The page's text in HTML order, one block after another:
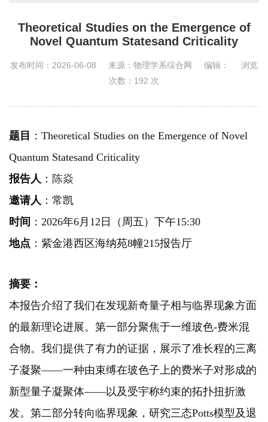
Theoretical Studies on the Emergence of
Novel Quantum Statesand Criticality
发布时间：2026-06-08 来源：物理学系综合网 编辑：
浏览
次数： 192 次
题目 ： Theoretical Studies on the Emergence of Novel
Quantum Statesand Criticality
报告人 ： 陈焱
邀请人 ： 常凯
时间 ： 2026年6月 12 日（周五）下午15:30
地点 ：紫金港西区海纳苑8幢215报告厅
摘要：
本报告介绍了我们在发现新奇量子相与临界现象方面
的最新理论进展。第一部分聚焦于一维玻色-费米混
合物。我们提供了有力的证据，展示了准长程的三离
子凝聚——一种由束缚在玻色子上的费米子对形成的
新型量子凝聚体——以及受宇称约束的拓扑扭折激
发。第二部分转向临界现象，研究三态Potts模型及退